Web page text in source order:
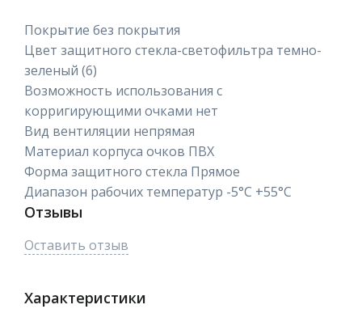
Покрытие без покрытия
Цвет защитного стекла-светофильтра темно-
зеленый (6)
Возможность использования с
корригирующими очками нет
Вид вентиляции непрямая
Материал корпуса очков ПВХ
Форма защитного стекла Прямое
Диапазон рабочих температур -5°C +55°C
Отзывы
Оставить отзыв
Характеристики